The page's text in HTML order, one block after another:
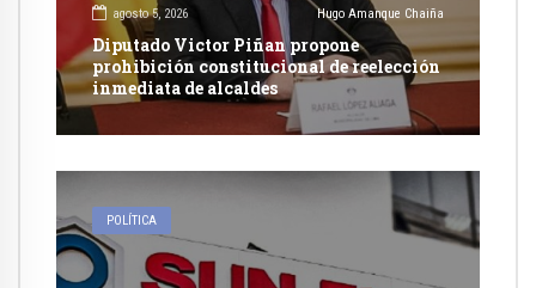
agosto 5, 2026 Hugo Amanque Chaiña
Diputado Victor Piñan propone
prohibición constitucional de reelección
inmediata de alcaldes
POLÍTICA